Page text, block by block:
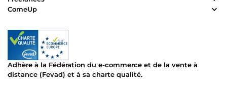
ComeUp
Adhère à la Fédération du e-commerce et de la vente à
distance (Fevad) et à sa charte qualité.